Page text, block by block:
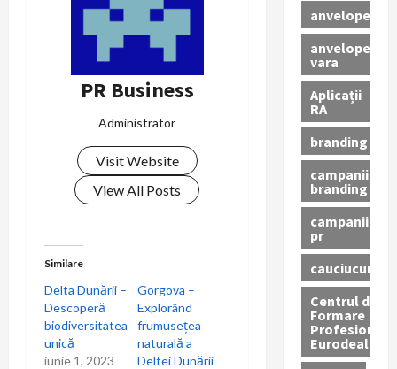
i
o
n
PR Business
Administrator
Visit Website
View All Posts
Similare
Delta Dunării –
Descoperă
biodiversitatea
unică
iunie 1, 2023
Gorgova –
Explorând
frumusețea
naturală a
Deltei Dunării
anvelope
anvelope
vara
Aplicații
RA
branding
campanii
branding
campanii
pr
cauciucuri
Centrul de
Formare
Profesionala
Eurodeal